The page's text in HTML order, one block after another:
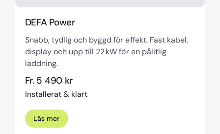
DEFA Power
Snabb, tydlig och byggd för effekt. Fast kabel,
display och upp till 22 kW för en pålitlig
laddning.
Fr. 5 490 kr
Installerat & klart
Läs mer